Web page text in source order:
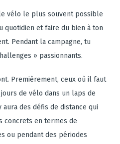
vélo le plus souvent possible
quotidien et faire du bien à ton
Pendant la campagne, tu
» passionnants.
Premièrement, ceux où il faut
de vélo dans un laps de
des défis de distance qui
concrets en termes de
ou pendant des périodes